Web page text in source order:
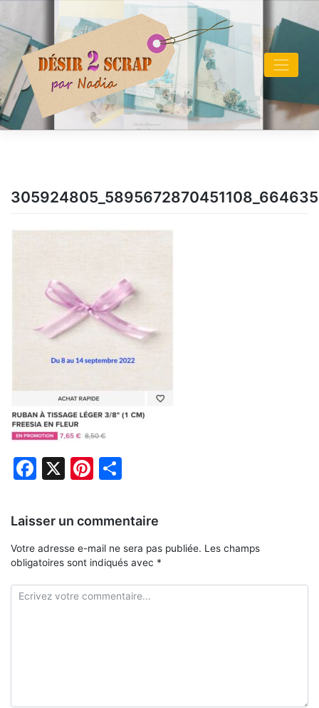
content
Facebook
X Pinterest
Laisser un commentaire
Votre adresse e-mail ne sera pas publiée. Les champs
obligatoires sont indiqués avec *